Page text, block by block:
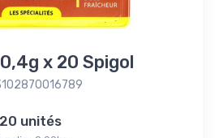
x 20 Spigol
unités